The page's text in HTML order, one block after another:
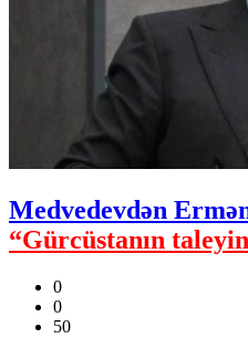
Medvedevdən
“Gürcüstanın
0
0
50